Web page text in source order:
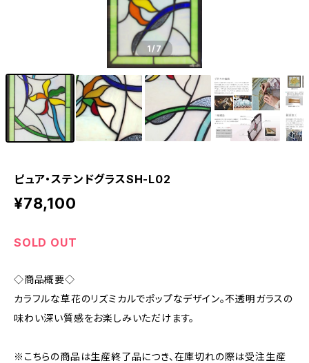
1/7
ピュア・ステンドグラスSH-L02
¥78,100
SOLD OUT
◇商品概要◇
カラフルな草花のリズミカルでポップなデザイン。不透明ガラスの
味わい深い質感をお楽しみいただけます。
※こちらの商品は生産終了品につき、在庫切れの際は受注生産